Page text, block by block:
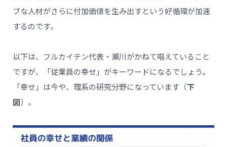
ブな人材がさらに付加価値を生み出すという好循環が加速
するのです。
以下は、フルカイテン代表・瀬川がかねて唱えていること
ですが、「従業員の幸せ」がキーワードになるでしょう。
「幸せ」は今や、理系の研究分野になっています（下
図 ）。